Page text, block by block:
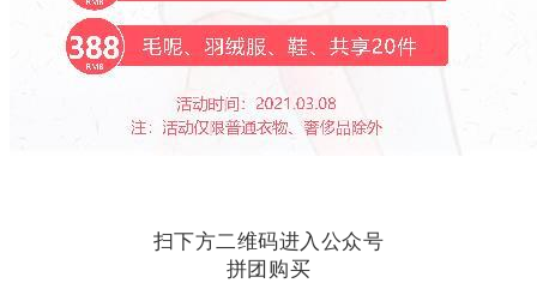
扫下方二维码进入公众号
拼团购买